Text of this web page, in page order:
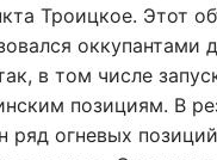
Троицкое. Этот
оккупантами
в том числе
позициям. В
ряд огневых